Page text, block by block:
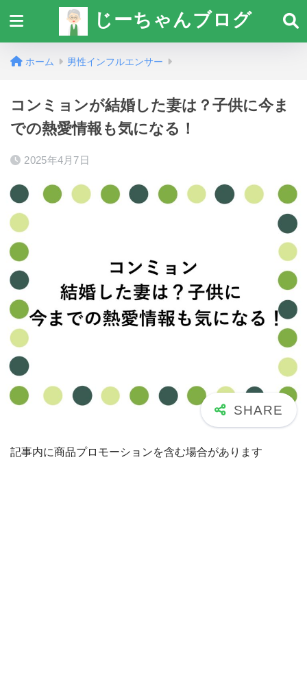
じーちゃんブログ
ホーム 男性インフルエンサー
コンミョンが結婚した妻は？子供に今ま
での熱愛情報も気になる！
2025年4月7日
記事内に商品プロモーションを含む場合があります